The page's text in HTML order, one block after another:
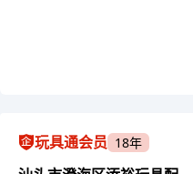
玩具通会员 18年